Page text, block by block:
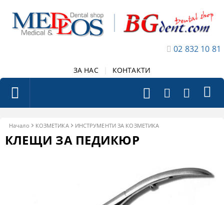
02 832 10 81
ЗА НАС КОНТАКТИ
Начало КОЗМЕТИКА ИНСТРУМЕНТИ ЗА КОЗМЕТИКА
КЛЕЩИ ЗА ПЕДИКЮР